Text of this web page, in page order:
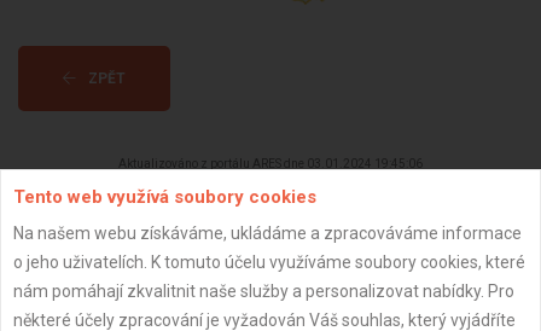
ZPĚT
Aktualizováno z portálu ARES dne 03.01.2024 19:45:06
Důležité informace
Tento web využívá soubory cookies
Na našem webu získáváme, ukládáme a zpracováváme informace
o jeho uživatelích. K tomuto účelu využíváme soubory cookies, které
nám pomáhají zkvalitnit naše služby a personalizovat nabídky. Pro
některé účely zpracování je vyžadován Váš souhlas, který vyjádříte